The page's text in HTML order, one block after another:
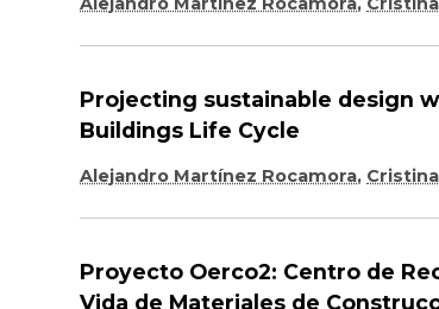
Projecting sustainable design
Buildings Life Cycle
Alejandro Martínez Rocamora,
Proyecto Oerco2: Centro de
Vida de Materiales de